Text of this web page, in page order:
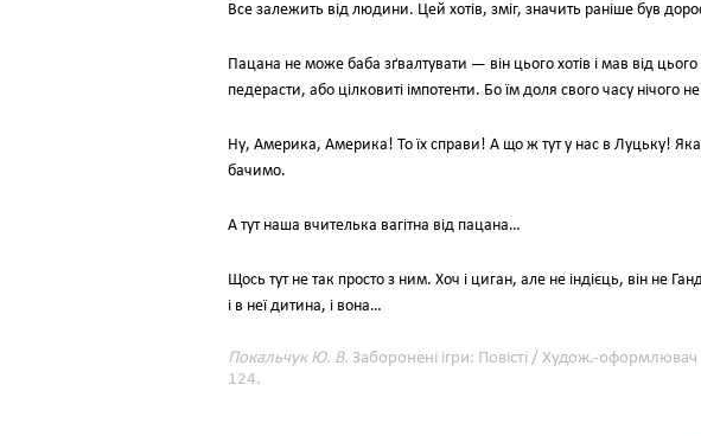
Все залежить від людини. Цей хотів, зміг, значить раніше був
Пацана не може баба зґвалтувати — він цього хотів і мав від
педерасти, або цілковиті імпотенти. Бо їм доля свого часу нічого
Ну, Америка, Америка! To їх справи! А що ж тут у нас в Луцьку!
бачимо.
А тут наша вчителька вагітна від пацана…
Щось тут не так просто з ним. Хоч і циган, але не індієць, він не
і в неї дитина, і вона…
Покальчук Ю. В. Заборонені ігри: Повісті / Худож.-
124.